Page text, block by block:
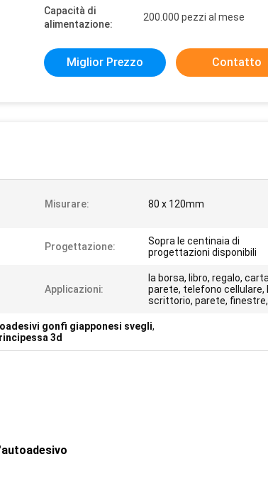
Capacità di
alimentazione:
200.000 pezzi al mese
Miglior Prezzo Contatto
Misurare: 80 x 120mm
Progettazione:
Sopra le centinaia di
progettazioni disponibili
Applicazioni:
la borsa, libro, regalo,
parete, telefono cellulare,
scrittorio, parete,
gonfi giapponesi svegli,
3d
autoadesivo